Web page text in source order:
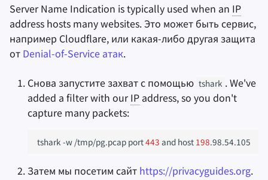
Server Name Indication is typically used when an IP
address hosts many websites. Это может быть сервис,
например Cloudflare, или какая-либо другая защита
от Denial-of-Service атак.
Снова запустите захват с помощью tshark . We've
added a filter with ourIP address, so you don't
capture many packets:
tshark -w /tmp/pg.pcap port443 and host 198
Затем мы посетим сайт https://privacyguides.org.